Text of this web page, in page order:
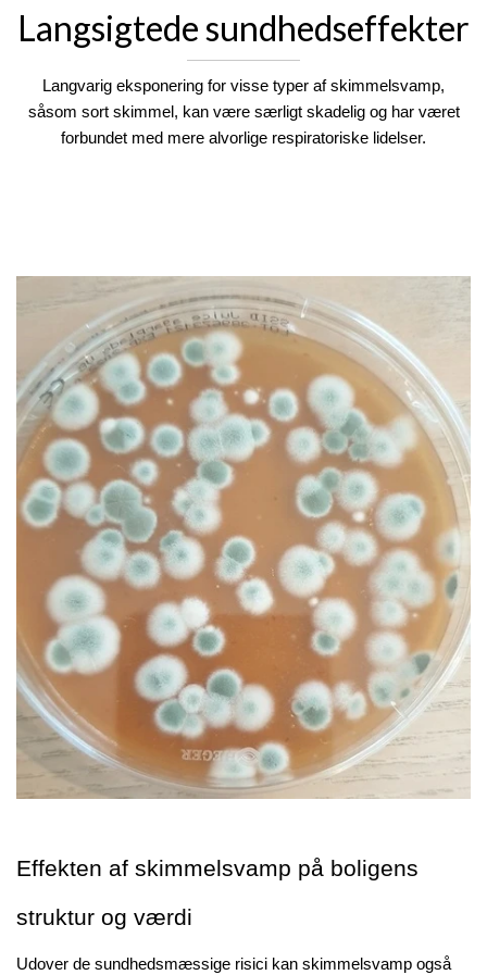
Langsigtede sundhedseffekter
Langvarig eksponering for visse typer af skimmelsvamp,
såsom sort skimmel, kan være særligt skadelig og har været
forbundet med mere alvorlige respiratoriske lidelser.
Effekten af skimmelsvamp på boligens
struktur og værdi
Udover de sundhedsmæssige risici kan skimmelsvamp også